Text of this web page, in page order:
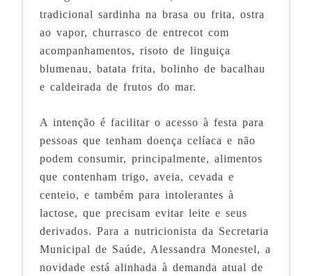
tradicional sardinha na brasa ou frita, ostra
ao vapor, churrasco de entrecot com
acompanhamentos, risoto de linguiça
blumenau, batata frita, bolinho de bacalhau
e caldeirada de frutos do mar.
A intenção é facilitar o acesso à festa para
pessoas que tenham doença celíaca e não
podem consumir, principalmente, alimentos
que contenham trigo, aveia, cevada e
centeio, e também para intolerantes à
lactose, que precisam evitar leite e seus
derivados. Para a nutricionista da Secretaria
Municipal de Saúde, Alessandra Monestel, a
novidade está alinhada à demanda atual de